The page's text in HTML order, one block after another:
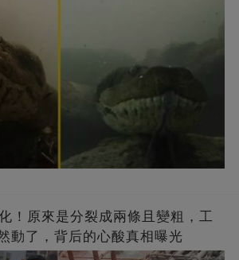
！原來是分裂成兩條且變粗，工
動了，背后的心酸真相曝光